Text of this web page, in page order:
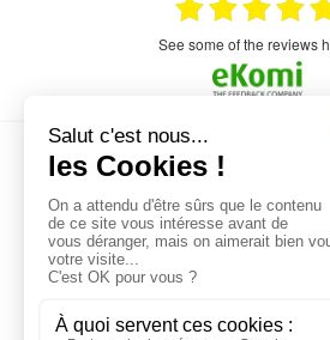
see some of the reviews
L'EXPERTISE
Depuis 1976, nous sommes
Franceen pompes de
chauffage, suppression,
Nous assurons
, tout en
du marché.